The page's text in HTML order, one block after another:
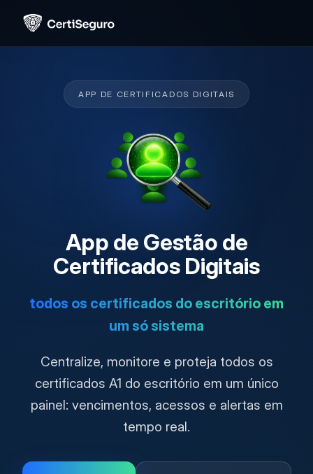
APP DE CERTIFICADOS DIGITAIS
App de Gestão de
Certificados Digitais
todos os certificados do escritório em
um só sistema
Centralize, monitore e proteja todos os
certificados A1 do escritório em um único
painel: vencimentos, acessos e alertas em
tempo real.